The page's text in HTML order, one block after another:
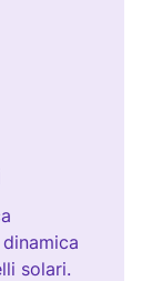
solari.